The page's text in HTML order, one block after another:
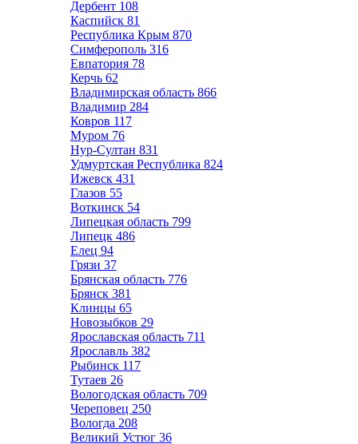
Дербент 108
Каспийск 81
Республика Крым 870
Симферополь 316
Евпатория 78
Керчь 62
Владимирская область 866
Владимир 284
Ковров 117
Муром 76
Нур-Султан 831
Удмуртская Республика 824
Ижевск 431
Глазов 55
Воткинск 54
Липецкая область 799
Липецк 486
Елец 94
Грязи 37
Брянская область 776
Брянск 381
Клинцы 65
Новозыбков 29
Ярославская область 711
Ярославль 382
Рыбинск 117
Тутаев 26
Вологодская область 709
Череповец 250
Вологда 208
Великий Устюг 36